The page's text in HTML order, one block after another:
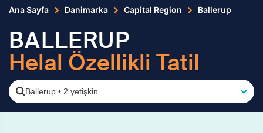
Ana Sayfa Danimarka Capital Region Ballerup
BALLERUP
Helal Özellikli Tatil
Ballerup • 2 yetişkin